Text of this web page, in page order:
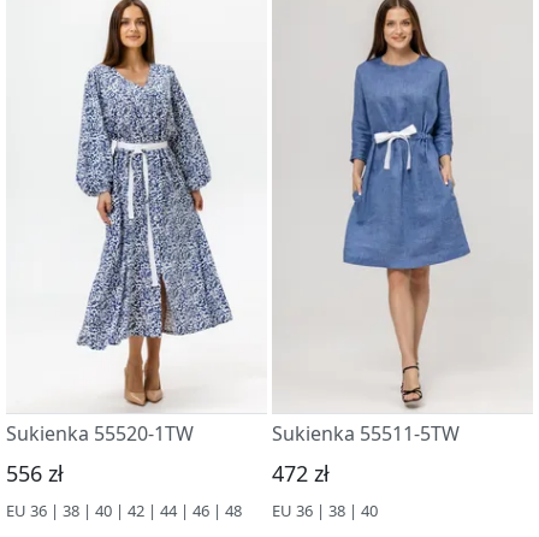
Sukienka 55520-1TW
556 zł
EU 36 | 38 | 40 | 42 | 44 | 46 | 48
Sukienka 55511-5TW
472 zł
EU 36 | 38 | 40